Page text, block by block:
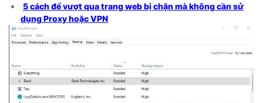
5 cách để vượt qua trang web bị chặn mà không cần sử
dụng Proxy hoặc VPN